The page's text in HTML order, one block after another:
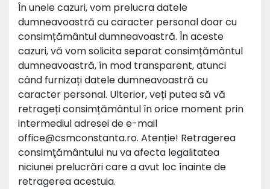
În unele cazuri, vom prelucra datele
dumneavoastră cu caracter personal doar cu
consimțământul dumneavoastră. În aceste
cazuri, vă vom solicita separat consimțământul
dumneavoastră, în mod transparent, atunci
când furnizați datele dumneavoastră cu
caracter personal. Ulterior, veți putea să vă
retrageți consimțământul în orice moment prin
intermediul adresei de e-mail
office@csmconstanta.ro. Atenție! Retragerea
consimţământului nu va afecta legalitatea
niciunei prelucrări care a avut loc înainte de
retragerea acestuia.